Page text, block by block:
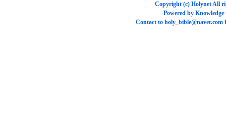
Copyright (c) HolynetAll
Powered by Knowledge
Contact to holy_bible@naver.com